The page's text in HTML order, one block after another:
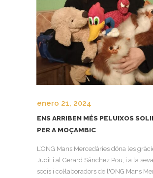
enero 21, 2024
ENS ARRIBEN MÉS PELUIXOS
PER A MOÇAMBIC
L’ONG Mans Mercedàries dóna les
Judit i al Gerard Sánchez Pou, i a la
socis i col·laboradors de l'ONG Mans